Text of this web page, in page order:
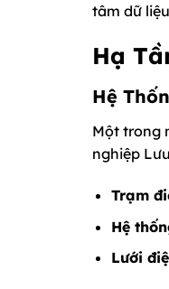
tâm dữ
Hạ
Hệ
Một trong
nghiệp
Trạm
Hệ
Lưới